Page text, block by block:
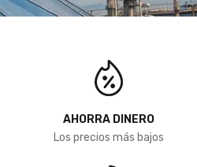
AHORRA DINERO
Los precios más bajos